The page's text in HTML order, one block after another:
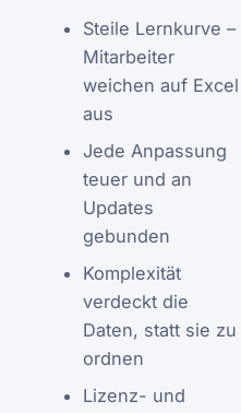
Steile Lernkurve –
Mitarbeiter
weichen auf Excel
aus
Jede Anpassung
teuer und an
Updates
gebunden
Komplexität
verdeckt die
Daten, statt sie zu
ordnen
Lizenz- und